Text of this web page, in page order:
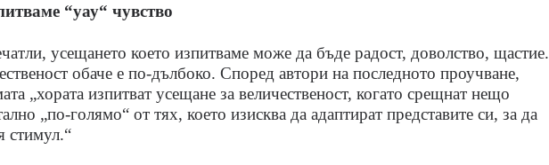
“уау“ чувство
усещането което изпитваме може дa бъде радост, доволство, щастие.
обаче е по-дълбоко. Според автори на последното проучване,
„хората изпитват усещане за величественост, когато срещнат нещо
„по-голямо“ от тях, което изисква да адаптират представите си, за да
стимул.“